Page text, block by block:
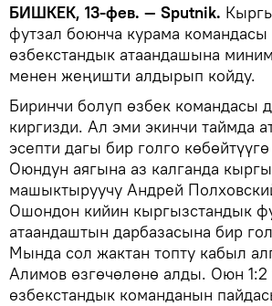
БИШКЕК, 13-фев. — Sputnik.
футзал боюнча курама командасы
өзбекстандык атаандашына
менен жеңишти алдырып койду.
Биринчи болуп өзбек командасы
киргизди. Ал эми экинчи таймда
эсепти дагы бир голго
Оюндун аягына аз калганда
машыктыруучу Андрей
Ошондон кийин кыргызстандык
атаандаштын дарбазасына бир
Мында сол жактан топту кабыл
Алимов өзгөчөлөнө алды. Оюн 1:2
өзбекстандык команданын